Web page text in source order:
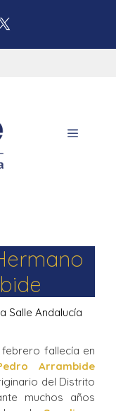
Salle Andalucía
fallecía en
Arrambide
del Distrito
muchos años